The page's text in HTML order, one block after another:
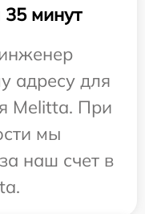
минут
адресу для
Melitta. При
мы
наш счет в